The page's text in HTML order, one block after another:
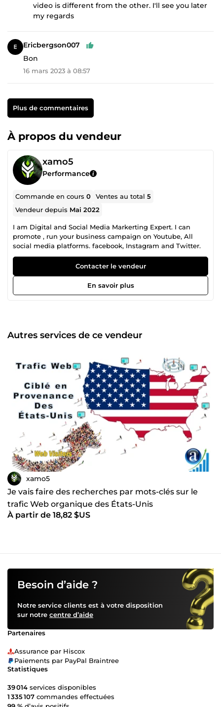
video is different from the other. I'll see you later
my regards
Ericbergson007
Bon
16 mars 2023 à 08:57
Plus de commentaires
À propos du vendeur
xamo5
Performance
Commande en cours0 Ventes au total5
Vendeur depuis Mai 2022
I am Digital and Social Media Markerting Expert. I can
promote , run your business campaign on Youtube, All
social media platforms. facebook, Instagram and Twitter.
Contacter le vendeur
En savoir plus
Autres services de ce vendeur
xamo5
Je vais faire des recherches par mots-clés sur le
trafic Web organique des États-Unis
À partir de 18,82 $US
Besoin d’aide ?
Notre service clients est à votre disposition
sur notre centre d’aide
Partenaires
Assurance par Hiscox
Paiements par PayPal Braintree
Statistiques
39 014 services disponibles
1 335 107 commandes effectuées